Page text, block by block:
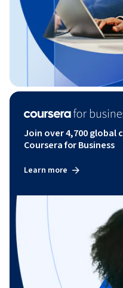
Join over 4,700 global
Coursera for Business
Learn more